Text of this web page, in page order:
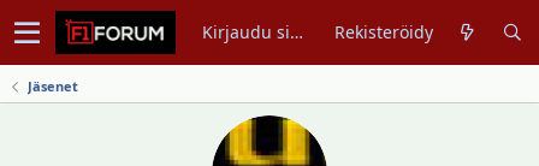
Kirjaudu sisään Rekisteröidy
Jäsenet